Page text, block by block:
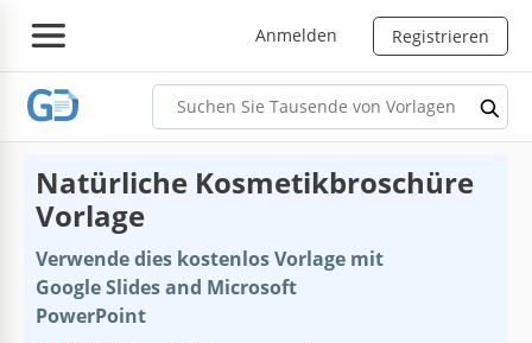
Anmelden Registrieren
Natürliche Kosmetikbroschüre
Vorlage
Verwende dies kostenlos Vorlage mit
Google Slides and Microsoft
PowerPoint